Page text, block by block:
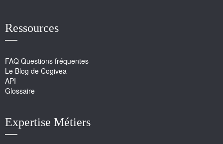
Ressources
FAQ Questions fréquentes
Le Blog de Cogivea
API
Glossaire
Expertise Métiers